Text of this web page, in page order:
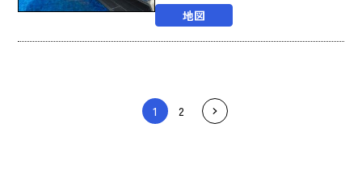
地図
1 2